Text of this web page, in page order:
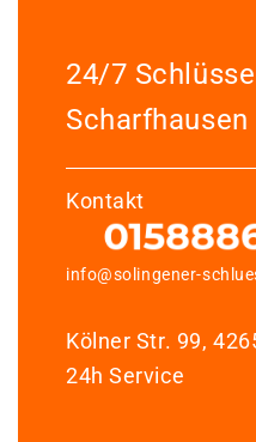
24/7
Scharfhausen
Kontakt
info@solingener-
Kölner Str. 99,
24h Service